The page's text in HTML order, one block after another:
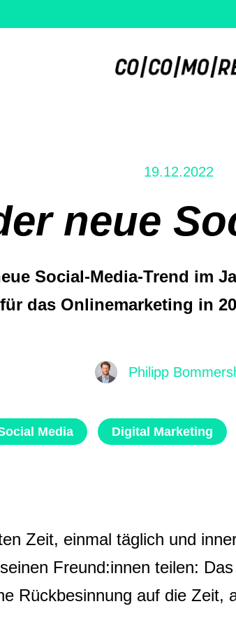
19.12.2022
neue
Social-Media-Trend im
das Onlinemarketing in
Philipp
Media Digital Marketing
Zeit, einmal täglich und
Freund:innen teilen:
Rückbesinnung auf die Zeit,